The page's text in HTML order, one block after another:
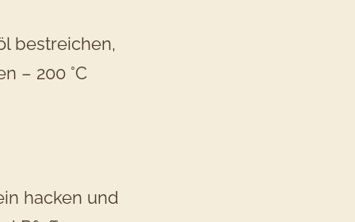
bestreichen,
– 200 °C
hacken und